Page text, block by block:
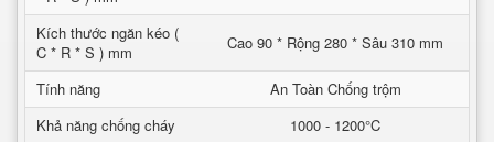
Kích thước ngăn kéo (
C * R * S ) mm
Cao 90 * Rộng 280 * Sâu 310 mm
Tính năng
An Toàn Chống trộm
Khả năng chống cháy
1000 - 1200°C